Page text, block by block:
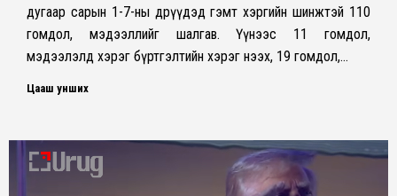
дугаар сарын 1-7-ны өдрүүдэд гэмт хэргийн шинжтэй 110
гомдол, мэдээллийг шалгав. Үүнээс 11 гомдол,
мэдээлэлд хэрэг бүртгэлтийн хэрэг нээх, 19 гомдол,…
Цааш унших